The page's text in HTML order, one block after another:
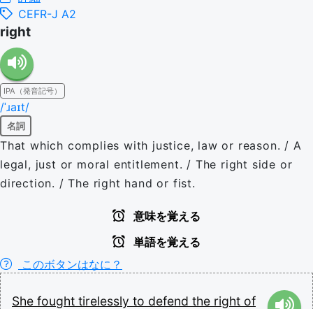
CEFR-J A2
right
IPA（発音記号）
/ˈɹaɪt/
名詞
That which complies with justice, law or reason. / A
legal, just or moral entitlement. / The right side or
direction. / The right hand or fist.
意味を覚える
単語を覚える
このボタンはなに？
She fought tirelessly to defend the right of